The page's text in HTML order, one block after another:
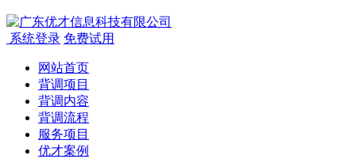
系统登录 免费试用
网站首页
背调项目
背调内容
背调流程
服务项目
优才案例